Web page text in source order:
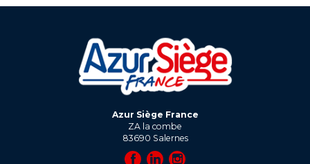
Azur Siège France
ZA la combe
83690 Salernes